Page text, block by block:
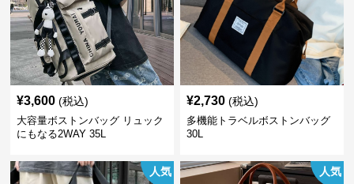
¥3,600 (税込)
大容量ボストンバッグ リュック
にもなる2WAY 35L
¥2,730 (税込)
多機能トラベルボストンバッグ
30L
人気 人気